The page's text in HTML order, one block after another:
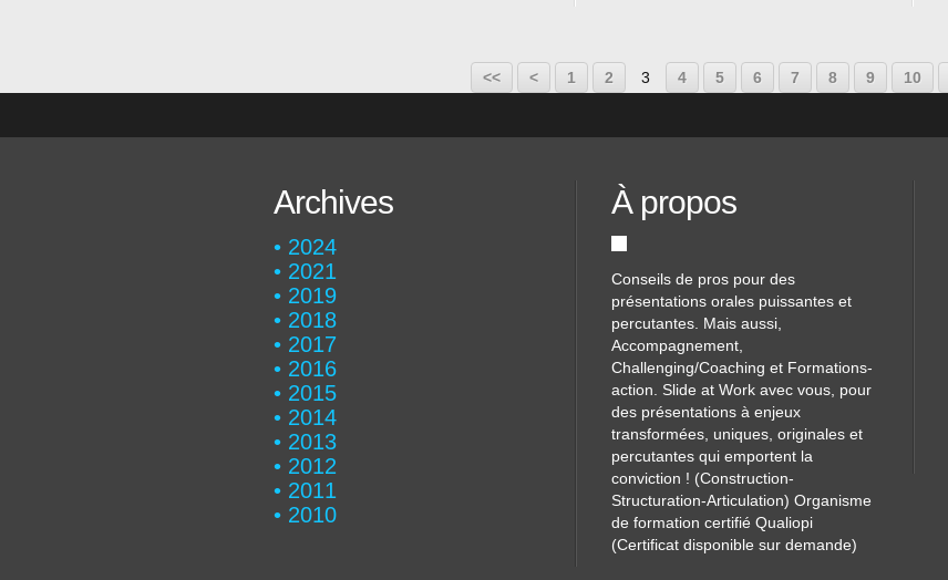
<< < 1 2 3 4 5 6 7 8 9 10
Archives
2024
2021
2019
2018
2017
2016
2015
2014
2013
2012
2011
2010
À propos
Conseils de pros pour des
présentations orales puissantes et
percutantes. Mais aussi,
Accompagnement,
Challenging/Coaching et Formations-
action. Slide at Work avec vous, pour
des présentations à enjeux
transformées, uniques, originales et
percutantes qui emportent la
conviction ! (Construction-
Structuration-Articulation) Organisme
de formation certifié Qualiopi
(Certificat disponible sur demande)